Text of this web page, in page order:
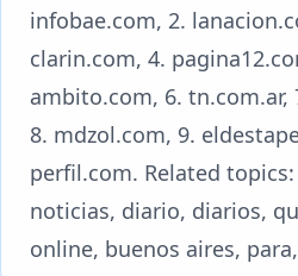
infobae.com, 2.
clarin.com, 4.
ambito.com, 6. tn.com.ar,
8. mdzol.com, 9.
perfil.com. Related
noticias, diario, diarios,
online, buenos aires,